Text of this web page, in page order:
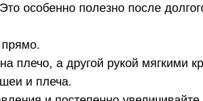
особенно полезно после
прямо.
плечо, а другой рукой мягкими
и плеча.